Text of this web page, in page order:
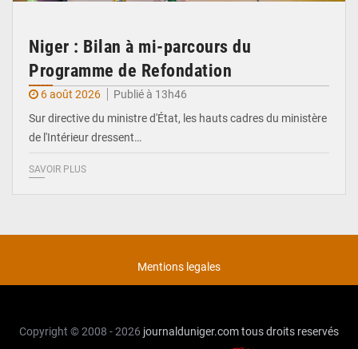
Niger : Bilan à mi-parcours du
Programme de Refondation
6 août 2026
Publié à 13h46
Sur directive du ministre d'État, les hauts cadres du ministère
de l'Intérieur dressent…
SAVOIR PLUS
Mentions legales
Copyright © 2008 - 2026 journalduniger.comtous droits reservés